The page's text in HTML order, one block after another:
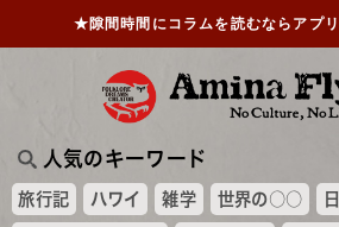
人気のキーワード
旅行記 ハワイ 雑学 世界の○○
★隙間時間にコラムを読むならアプ